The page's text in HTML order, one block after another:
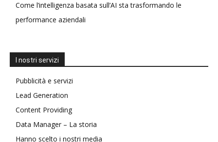
Come l’intelligenza basata sull’AI sta trasformando le
performance aziendali
I nostri servizi
Pubblicità e servizi
Lead Generation
Content Providing
Data Manager – La storia
Hanno scelto i nostri media